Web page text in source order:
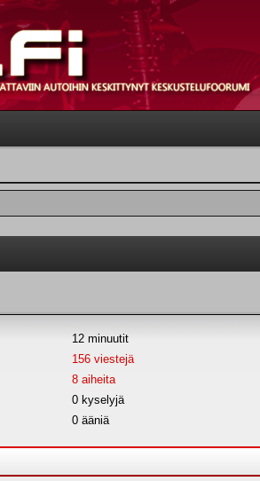
12 minuutit
156 viestejä
8 aiheita
0 kyselyjä
0 ääniä